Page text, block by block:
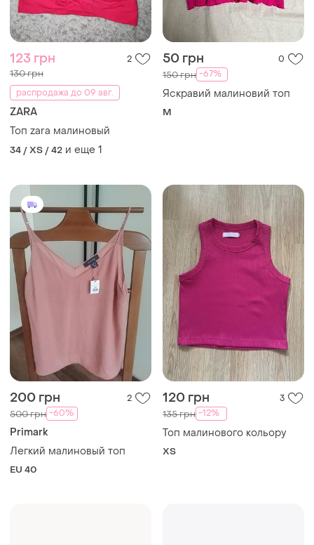
123 грн 2
130 грн
распродажа до 09 авг.
ZARA
Топ zara малиновый
34 / XS / 42 и еще 1
50 грн 0
150 грн -67%
Яскравий малиновий топ
M
200 грн 2
500 грн -60%
Primark
Легкий малиновый топ
EU 40
120 грн 3
135 грн -12%
Топ малинового кольору
ХS